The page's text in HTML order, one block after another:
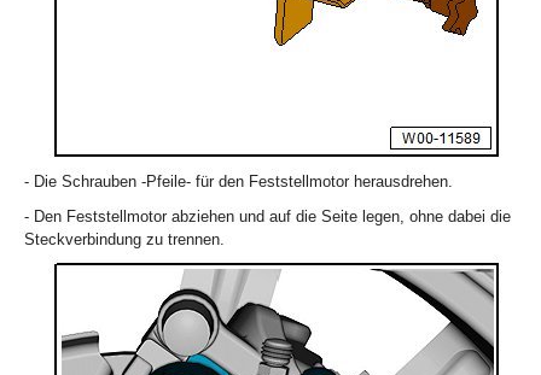
- Die Schrauben -Pfeile- für den Feststellmotor herausdrehen.
- Den Feststellmotor abziehen und auf die Seite legen, ohne dabei die
Steckverbindung zu trennen.